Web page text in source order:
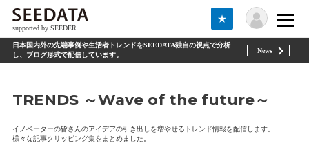
supported by SEEDER
★
日本国内外の先端事例や生活者トレンドをSEEDATA独自の視点で分析
し、ブログ形式で配信しています。
News
TRENDS ～Wave of the future～
イノベーターの皆さんのアイデアの引き出しを増やせるトレンド情報を配信します。
様々な記事クリッピング集をまとめました。